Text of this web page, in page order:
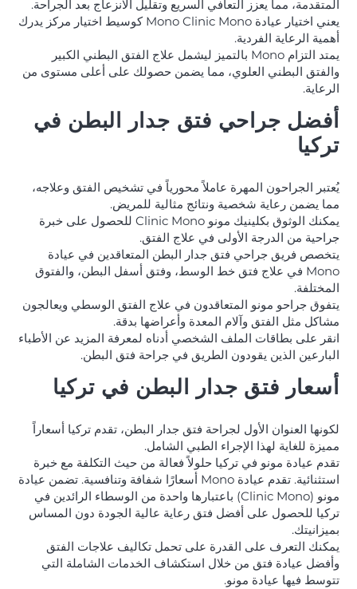
المتقدمة، مما يعزز التعافي السريع وتقليل الانزعاج بعد الجراحة.
يعني اختيار عيادة Mono Clinic Mono كوسيط اختيار مركز يدرك
أهمية الرعاية الفردية.
يمتد التزام Mono بالتميز ليشمل علاج الفتق البطني الكبير
والفتق البطني العلوي، مما يضمن حصولك على أعلى مستوى من
الرعاية.
أفضل جراحي فتق جدار البطن في
تركيا
يُعتبر الجراحون المهرة عاملاً محورياً في تشخيص الفتق وعلاجه،
مما يضمن رعاية شخصية ونتائج مثالية للمريض.
يمكنك الوثوق بكلينيك مونو Clinic Mono للحصول على خبرة
جراحية من الدرجة الأولى في علاج الفتق.
يتخصص فريق جراحي فتق جدار البطن المتعاقدين في عيادة
Mono في علاج فتق خط الوسط، وفتق أسفل البطن، والفتوق
المختلفة.
يتفوق جراحو مونو المتعاقدون في علاج الفتق الوسطي ويعالجون
مشاكل مثل الفتق وآلام المعدة وأعراضها بدقة.
انقر على بطاقات الملف الشخصي أدناه لمعرفة المزيد عن الأطباء
البارعين الذين يقودون الطريق في جراحة فتق البطن.
أسعار فتق جدار البطن في تركيا
لكونها العنوان الأول لجراحة فتق جدار البطن، تقدم تركيا أسعاراً
مميزة للغاية لهذا الإجراء الطبي الشامل.
تقدم عيادة مونو في تركيا حلولاً فعالة من حيث التكلفة مع خبرة
استثنائية. تقدم عيادة Mono أسعارًا شفافة وتنافسية. تضمن عيادة
مونو (Clinic Mono) باعتبارها واحدة من الوسطاء الرائدين في
تركيا للحصول على أفضل فتق رعاية عالية الجودة دون المساس
بميزانيتك.
يمكنك التعرف على القدرة على تحمل تكاليف علاجات الفتق
وأفضل عيادة فتق من خلال استكشاف الخدمات الشاملة التي
تتوسط فيها عيادة مونو.